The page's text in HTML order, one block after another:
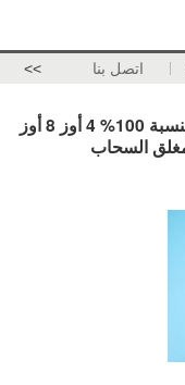
اتصل بنا >>
كيس القيادة القائم القابل لإعادة التدوير بنسبة 100% 4 أوز 8 أوز